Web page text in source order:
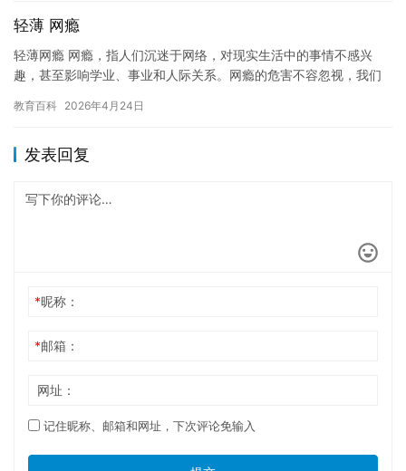
轻薄 网瘾
轻薄网瘾 网瘾，指人们沉迷于网络，对现实生活中的事情不感兴
趣，甚至影响学业、事业和人际关系。网瘾的危害不容忽视，我们
容易…
教育百科 2026年4月24日
发表回复
*昵称：
*邮箱：
网址：
记住昵称、邮箱和网址，下次评论免输入